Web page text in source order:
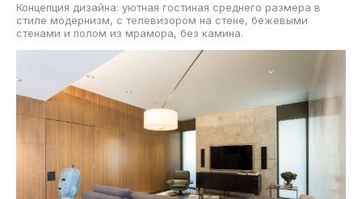
Концепция дизайна: уютная гостиная среднего размера в
стиле модернизм, с телевизором на стене, бежевыми
стенами и полом из мрамора, без камина.